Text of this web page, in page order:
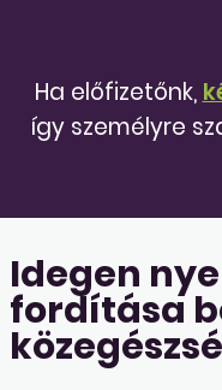
Ha előfizetőnk,
így személyre
Idegen
fordítása